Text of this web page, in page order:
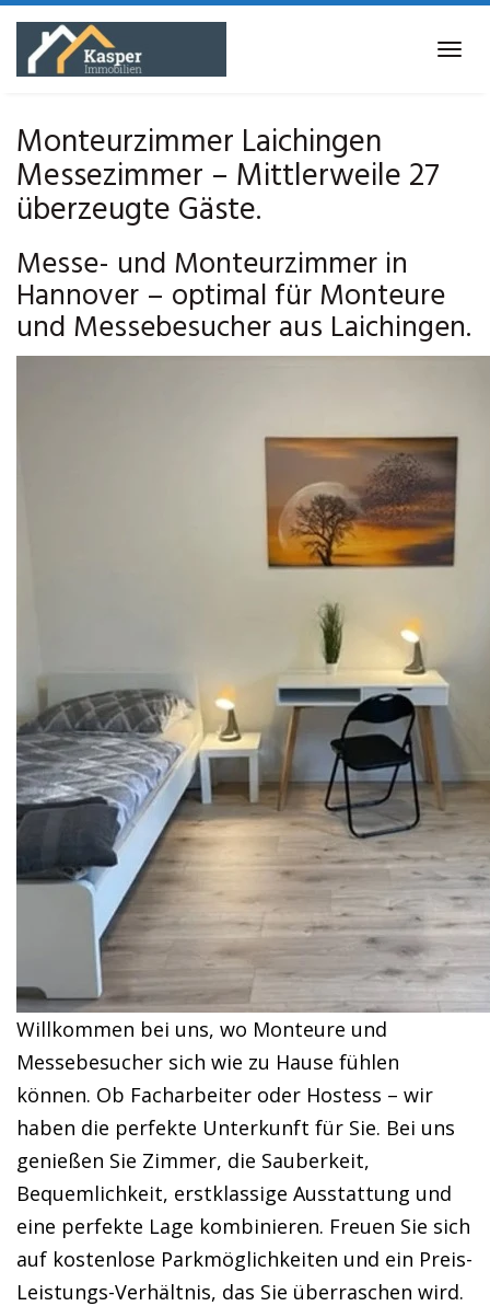
Skip
main
Monteurzimmer Laichingen
Messezimmer – Mittlerweile 27
überzeugte Gäste.
Messe- und Monteurzimmer in
Hannover – optimal für Monteure
und Messebesucher aus Laichingen.
Willkommen bei uns, wo Monteure und
Messebesucher sich wie zu Hause fühlen
können. Ob Facharbeiter oder Hostess – wir
haben die perfekte Unterkunft für Sie. Bei uns
genießen Sie Zimmer, die Sauberkeit,
Bequemlichkeit, erstklassige Ausstattung und
eine perfekte Lage kombinieren. Freuen Sie sich
auf kostenlose Parkmöglichkeiten und ein Preis-
Leistungs-Verhältnis, das Sie überraschen wird.